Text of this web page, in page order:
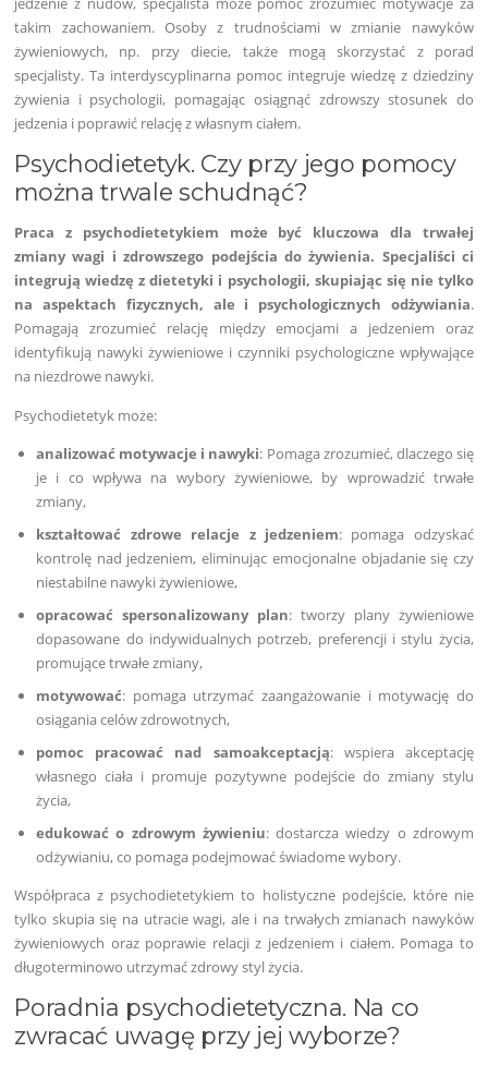
takim zachowaniem. Osoby z trudnościami w zmianie nawyków
żywieniowych, np. przy diecie, także mogą skorzystać z porad
specjalisty. Ta interdyscyplinarna pomoc integruje wiedzę z dziedziny
żywienia i psychologii, pomagając osiągnąć zdrowszy stosunek do
jedzenia i poprawić relację z własnym ciałem.
Psychodietetyk. Czy przy jego pomocy
można trwale schudnąć?
Praca z psychodietetykiem może być kluczowa dla trwałej
zmiany wagi i zdrowszego podejścia do żywienia. Specjaliści ci
integrują wiedzę z dietetyki i psychologii, skupiając się nie tylko
na aspektach fizycznych, ale i psychologicznych odżywiania.
Pomagają zrozumieć relację między emocjami a jedzeniem oraz
identyfikują nawyki żywieniowe i czynniki psychologiczne wpływające
na niezdrowe nawyki.
Psychodietetyk może:
analizować motywacje i nawyki: Pomaga zrozumieć, dlaczego się
je i co wpływa na wybory żywieniowe, by wprowadzić trwałe
zmiany,
kształtować zdrowe relacje z jedzeniem: pomaga odzyskać
kontrolę nad jedzeniem, eliminując emocjonalne objadanie się czy
niestabilne nawyki żywieniowe,
opracować spersonalizowany plan: tworzy plany żywieniowe
dopasowane do indywidualnych potrzeb, preferencji i stylu życia,
promujące trwałe zmiany,
motywować: pomaga utrzymać zaangażowanie i motywację do
osiągania celów zdrowotnych,
pomoc pracować nad samoakceptacją: wspiera akceptację
własnego ciała i promuje pozytywne podejście do zmiany stylu
życia,
edukować o zdrowym żywieniu: dostarcza wiedzy o zdrowym
odżywianiu, co pomaga podejmować świadome wybory.
Współpraca z psychodietetykiem to holistyczne podejście, które nie
tylko skupia się na utracie wagi, ale i na trwałych zmianach nawyków
żywieniowych oraz poprawie relacji z jedzeniem i ciałem. Pomaga to
długoterminowo utrzymać zdrowy styl życia.
Poradnia psychodietetyczna. Na co
zwracać uwagę przy jej wyborze?